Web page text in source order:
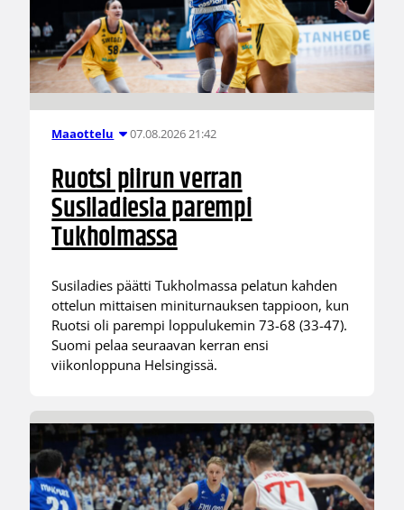
Maaottelu 07.08.2026 21:42
Ruotsi piirun verran
Susiladiesia parempi
Tukholmassa
Susiladies päätti Tukholmassa pelatun kahden
ottelun mittaisen miniturnauksen tappioon, kun
Ruotsi oli parempi loppulukemin 73-68 (33-47).
Suomi pelaa seuraavan kerran ensi
viikonloppuna Helsingissä.